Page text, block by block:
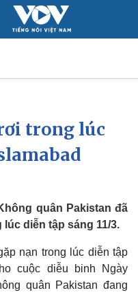
Xã hội
Tin 24h
Dự báo thời tiết
Việc làm
Biển đảo
trong lúc
quân Pakistan đã
diễn tập sáng 11/3.
nạn trong lúc diễn tập
cuộc diễu binh Ngày
quân Pakistan đang